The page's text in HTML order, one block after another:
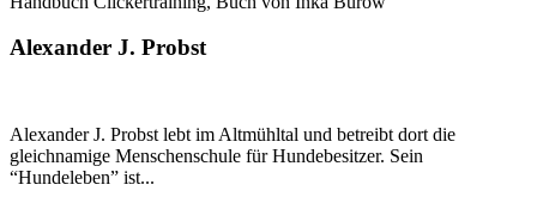
Alexander J. Probst
Alexander J. Probst lebt im Altmühltal und betreibt dort die
gleichnamige Menschenschule für Hundebesitzer. Sein
“Hundeleben” ist...